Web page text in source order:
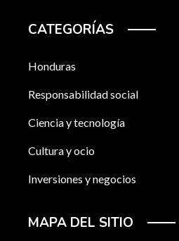
CATEGORÍAS
Honduras
Responsabilidad social
Ciencia y tecnología
Cultura y ocio
Inversiones y negocios
MAPA DEL SITIO